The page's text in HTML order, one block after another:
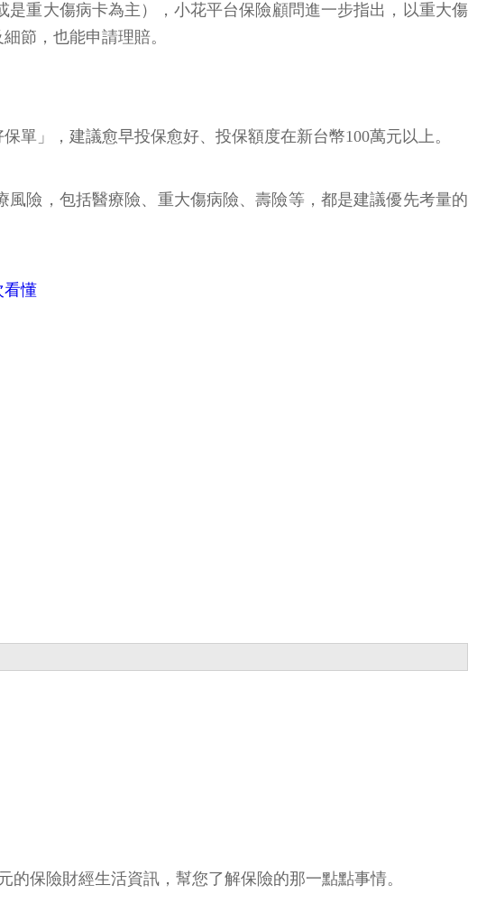
是重大傷病卡為主），小花平台保險顧問進一步指出，以重大傷
節，也能申請理賠。
」，建議愈早投保愈好、投保額度在新台幣100萬元以上。
險，包括醫療險、重大傷病險、壽險等，都是建議優先考量的
看懂
保險財經生活資訊，幫您了解保險的那一點點事情。